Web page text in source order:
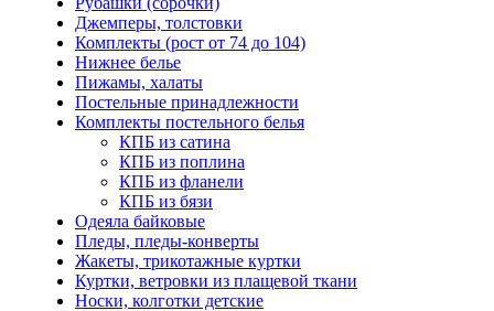
Джемперы, толстовки
Комплекты (рост от 74 до 104)
Нижнее белье
Пижамы, халаты
Постельные принадлежности
Комплекты постельного белья
КПБ из сатина
КПБ из поплина
КПБ из фланели
КПБ из бязи
Одеяла байковые
Пледы, пледы-конверты
Жакеты, трикотажные куртки
Куртки, ветровки из плащевой ткани
Носки, колготки детские